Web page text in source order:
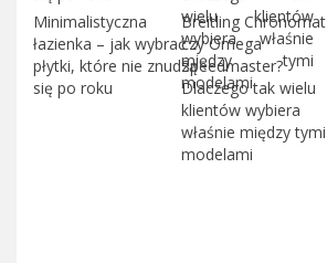
Minimalistyczna
łazienka – jak wybrać
płytki, które nie znudzą
się po roku
Breitling Chronomat
czy Omega
Speedmaster?
Dlaczego tak wielu
klientów wybiera
właśnie między tymi
modelami